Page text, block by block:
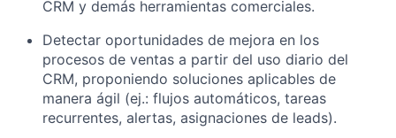
CRM y demás herramientas comerciales.
Detectar oportunidades de mejora en los
procesos de ventas a partir del uso diario del
CRM, proponiendo soluciones aplicables de
manera ágil (ej.: flujos automáticos, tareas
recurrentes, alertas, asignaciones de leads).